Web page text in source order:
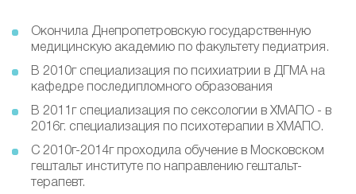
Окончила Днепропетровскую государственную
медицинскую академию по факультету педиатрия.
В 2010г специализация по психиатрии в ДГМА на
кафедре последипломного образования
В 2011г специализация по сексологии в ХМАПО - в
2016г. специализация по психотерапии в ХМАПО.
С 2010г-2014г проходила обучение в Московском
гештальт институте по направлению гештальт-
терапевт.